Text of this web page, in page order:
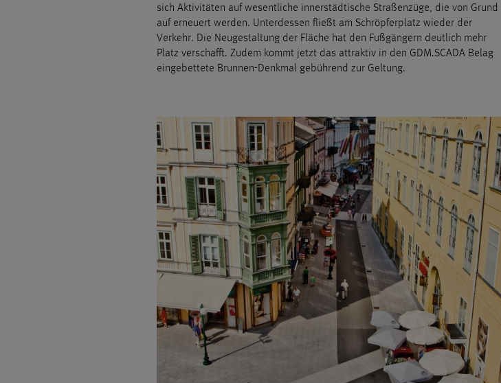
sich Aktivitäten auf wesentliche innerstädtische Straßenzüge, die von Grund
auf erneuert werden. Unterdessen fließt am Schröpferplatz wieder der
Verkehr. Die Neugestaltung der Fläche hat den Fußgängern deutlich mehr
Platz verschafft. Zudem kommt jetzt das attraktiv in den GDM.SCADA Belag
eingebettete Brunnen-Denkmal gebührend zur Geltung.